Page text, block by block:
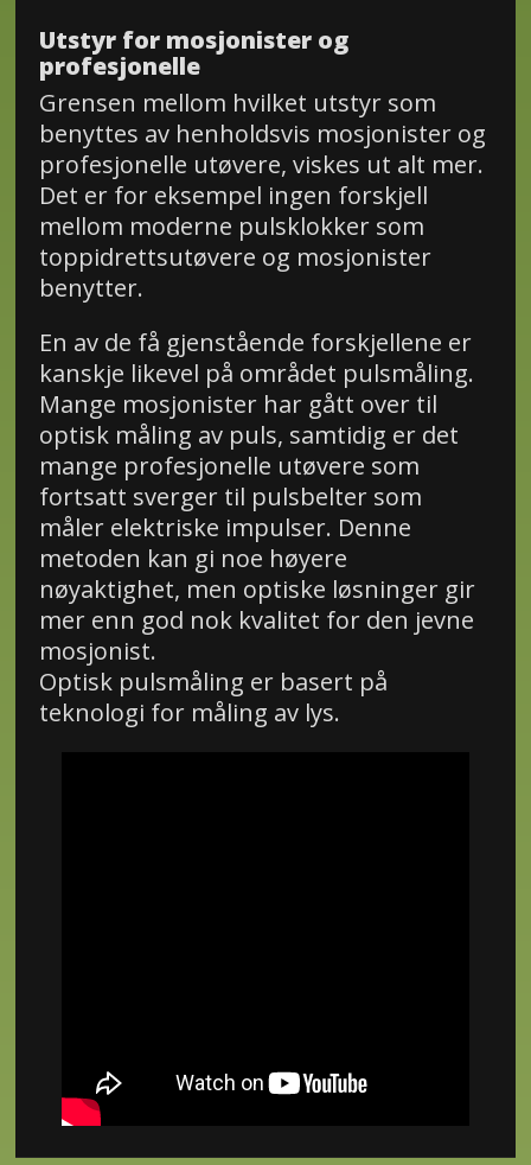
Utstyr for mosjonister og
profesjonelle
Grensen mellom hvilket utstyr som
benyttes av henholdsvis mosjonister og
profesjonelle utøvere, viskes ut alt mer.
Det er for eksempel ingen forskjell
mellom moderne pulsklokker som
toppidrettsutøvere og mosjonister
benytter.
En av de få gjenstående forskjellene er
kanskje likevel på området pulsmåling.
Mange mosjonister har gått over til
optisk måling av puls, samtidig er det
mange profesjonelle utøvere som
fortsatt sverger til pulsbelter som
måler elektriske impulser. Denne
metoden kan gi noe høyere
nøyaktighet, men optiske løsninger gir
mer enn god nok kvalitet for den jevne
mosjonist.
Optisk pulsmåling er basert på
teknologi for måling av lys.